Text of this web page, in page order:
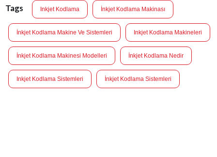
Tags Inkjet Kodlama İnkjet Kodlama Makinası
İnkjet Kodlama Makine Ve Sistemleri Inkjet Kodlama Makineleri
İnkjet Kodlama Makinesi Modelleri İnkjet Kodlama Nedir
Inkjet Kodlama Sistemleri İnkjet Kodlama Sistemleri